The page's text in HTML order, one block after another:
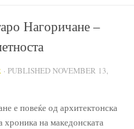
Нагоричане –
· PUBLISHED NOVEMBER 13,
е повеќе од архитектонска
хроника на македонската